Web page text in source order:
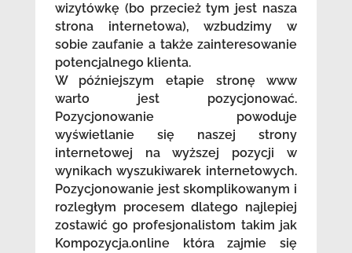
wizytówkę (bo przecież tym jest nasza
strona internetowa), wzbudzimy w
sobie zaufanie a także zainteresowanie
potencjalnego klienta.
W późniejszym etapie stronę www
warto jest pozycjonować.
Pozycjonowanie powoduje
wyświetlanie się naszej strony
internetowej na wyższej pozycji w
wynikach wyszukiwarek internetowych.
Pozycjonowanie jest skomplikowanym i
rozległym procesem dlatego najlepiej
zostawić go profesjonalistom takim jak
Kompozycja.online która zajmie się